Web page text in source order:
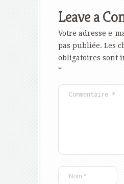
Leave a
Votre adresse e-
pas publiée. Les
obligatoires sont
*